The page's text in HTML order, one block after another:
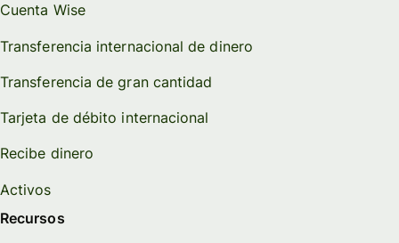
Cuenta Wise
Transferencia internacional de dinero
Transferencia de gran cantidad
Tarjeta de débito internacional
Recibe dinero
Activos
Recursos